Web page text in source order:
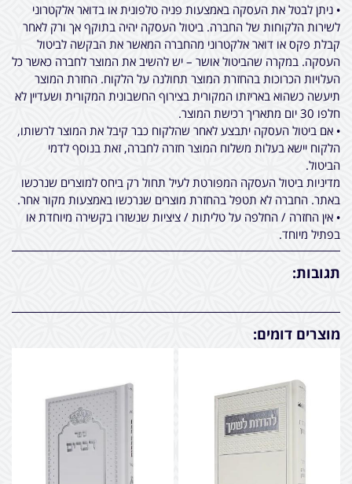
• ניתן לבטל את העסקה באמצעות פניה טלפונית או בדואר אלקטרוני
לשירות הלקוחות של החברה. ביטול העסקה יהיה בתוקף אך ורק לאחר
קבלת פקס או דואר אלקטרוני מהחברה המאשר את הבקשה לביטול
העסקה. במקרה שהביטול אושר – יש להשיב את המוצר לחברה כאשר כל
העלויות הכרוכות בהחזרת המוצר תחולנה על הלקוח. החזרת המוצר
תיעשה כשהוא באריזתו המקורית בצירוף החשבונית המקורית ושעדיין לא
חלפו 30 יום מתאריך רכישת המוצר.
• אם ביטול העסקה יתבצע לאחר שהלקוח כבר קיבל את המוצר לרשותו,
הלקוח יישא בעלות משלוח המוצר חזרה לחברה, זאת בנוסף לדמי
הביטול.
מדיניות ביטול העסקה המפורטת לעיל תחול רק ביחס למוצרים שנרכשו
באתר. החברה לא תטפל בהחזרת מוצרים שנרכשו באמצעות מקור אחר.
• אין החזרה / החלפה על טליתות / ציציות שנשזרו בקשירה מיוחדת או
בפתיל מיוחד.
תגובות:
מוצרים דומים: